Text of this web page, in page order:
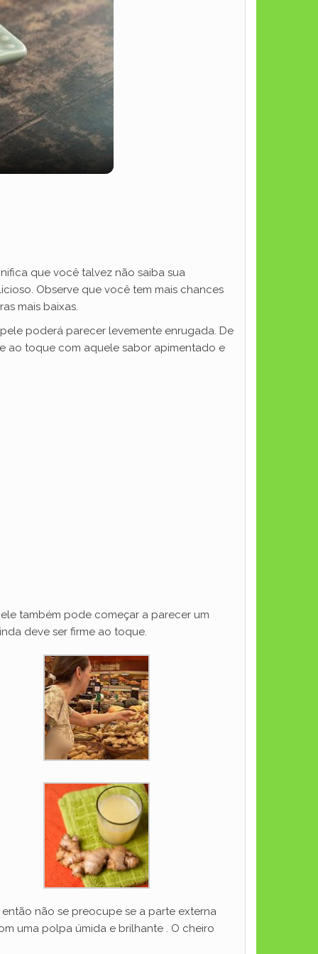
que você talvez não saiba sua
Observe que você tem mais chances
mais baixas.
poderá parecer levemente enrugada. De
ao toque com aquele sabor apimentado e
também pode começar a parecer um
deve ser firme ao toque.
não se preocupe se a parte externa
uma polpa úmida e brilhante . O cheiro